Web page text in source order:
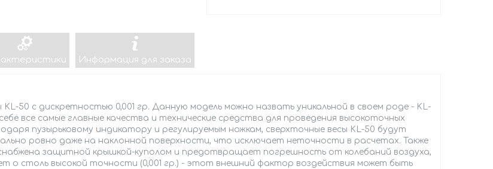
Информация для заказа
KL-50 с дискретностью 0,001 гр. Данную модель можно назвать уникальной в своем роде - KL-
все самые главные качества и технические средства для проведения высокоточных
пузырьковому индикатору и регулируемым ножкам, сверхточные весы KL-50 будут
ровно даже на наклонной поверхности, что исключает неточности в расчетах. Также
защитной крышкой-куполом и предотвращает погрешность от колебаний воздуха,
о столь высокой точности (0,001 гр.) - этот внешний фактор воздействия может быть